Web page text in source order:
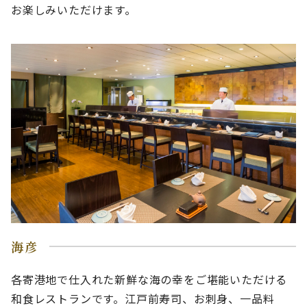
お楽しみいただけます。
海彦
各寄港地で仕入れた新鮮な海の幸をご堪能いただける
和食レストランです。江戸前寿司、お刺身、一品料